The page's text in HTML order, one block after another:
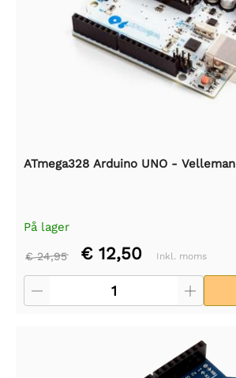
ATmega328 Arduino UNO - Velleman
På lager
€ 24,95 € 12,50 Inkl. moms